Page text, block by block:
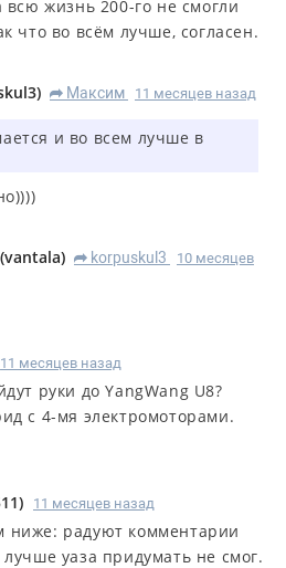
жизнь 200-го не смогли
что во всём лучше, согласен.
) R Максим 11 месяцев назад
и во всем лучше в
(vantala) R korpuskul3
10 месяцев
11 месяцев назад
руки до YangWang U8?
с 4-мя электромоторами.
) 11 месяцев назад
ниже: радуют комментарии
уаза придумать не смог.